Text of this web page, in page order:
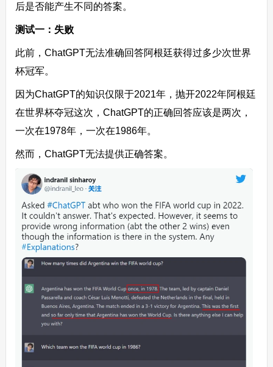
后是否能产生不同的答案。
测试一：失败
此前，ChatGPT无法准确回答阿根廷获得过多少次世界
杯冠军。
因为ChatGPT的知识仅限于2021年，抛开2022年阿根廷
在世界杯夺冠这次，ChatGPT的正确回答应该是两次，
一次在1978年，一次在1986年。
然而，ChatGPT无法提供正确答案。